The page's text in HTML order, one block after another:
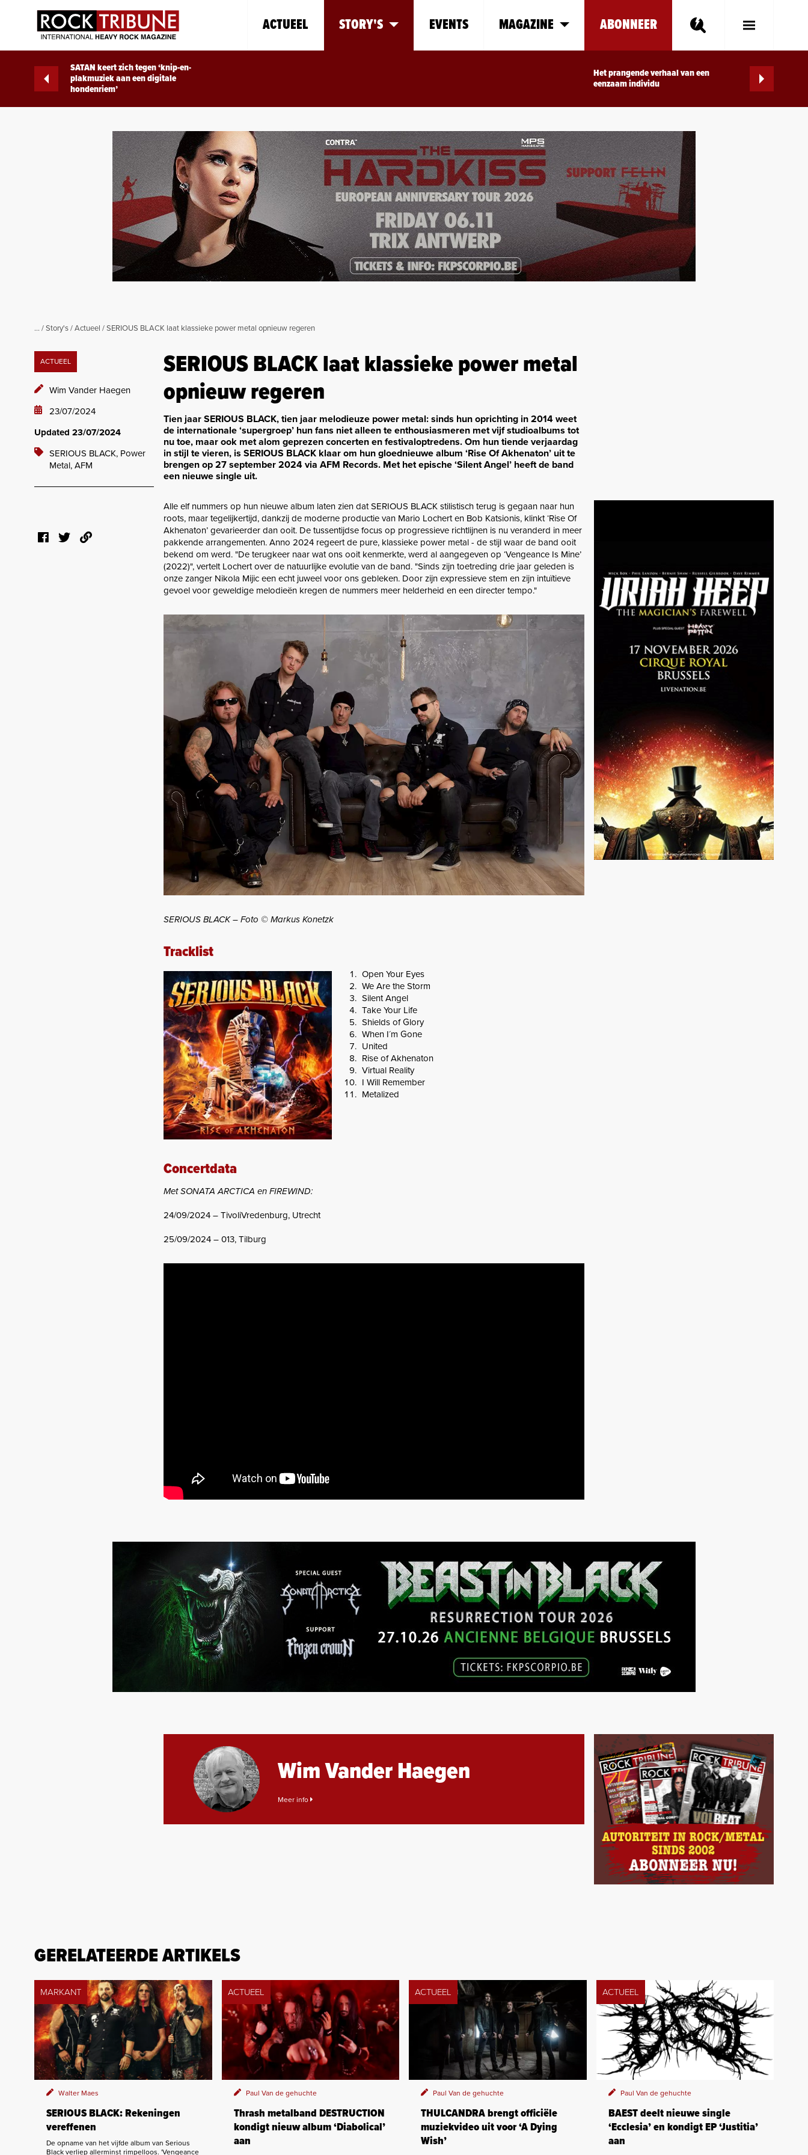
ACTUEEL STORY'S EVENTS MAGAZINE ABONNEER
Toggle
SATAN keert zich tegen ‘knip-en-
plakmuziek aan een digitale
hondenriem’
Het prangende verhaal van een
eenzaam individu
... /Story's/Actueel /SERIOUS BLACK laat klassieke power metal opnieuw regeren
ACTUEEL
Wim Vander Haegen
23/07/2024
Updated 23/07/2024
SERIOUS BLACK, Power
Metal, AFM
SERIOUS BLACK laat klassieke power metal
opnieuw regeren
Tien jaar SERIOUS BLACK, tien jaar melodieuze power metal: sinds hun oprichting in 2014 weet
de internationale ‘supergroep’ hun fans niet alleen te enthousiasmeren met vijf studioalbums tot
nu toe, maar ook met alom geprezen concerten en festivaloptredens. Om hun tiende verjaardag
in stijl te vieren, is SERIOUS BLACK klaar om hun gloednieuwe album ‘Rise Of Akhenaton’ uit te
brengen op 27 september 2024 via AFM Records. Met het epische ‘Silent Angel’ heeft de band
een nieuwe single uit.
Alle elf nummers op hun nieuwe album laten zien dat SERIOUS BLACK stilistisch terug is gegaan naar hun
roots, maar tegelijkertijd, dankzij de moderne productie van Mario Lochert en Bob Katsionis, klinkt ‘Rise Of
Akhenaton’ gevarieerder dan ooit. De tussentijdse focus op progressieve richtlijnen is nu veranderd in meer
pakkende arrangementen. Anno 2024 regeert de pure, klassieke power metal - de stijl waar de band ooit
bekend om werd. "De terugkeer naar wat ons ooit kenmerkte, werd al aangegeven op ‘Vengeance Is Mine’
(2022)", vertelt Lochert over de natuurlijke evolutie van de band. "Sinds zijn toetreding drie jaar geleden is
onze zanger Nikola Mijic een echt juweel voor ons gebleken. Door zijn expressieve stem en zijn intuïtieve
gevoel voor geweldige melodieën kregen de nummers meer helderheid en een directer tempo."
SERIOUS BLACK – Foto © Markus Konetzk
Tracklist
Open Your Eyes
We Are the Storm
Silent Angel
Take Your Life
Shields of Glory
When I´m Gone
United
Rise of Akhenaton
Virtual Reality
I Will Remember
Metalized
Concertdata
Met SONATA ARCTICA en FIREWIND:
24/09/2024 – TivoliVredenburg, Utrecht
25/09/2024 – 013, Tilburg
Wim Vander Haegen
Meer info
GERELATEERDE ARTIKELS
MARKANT
Walter Maes
SERIOUS BLACK: Rekeningen
vereffenen
De opname van het vijfde album van Serious
Black verliep allerminst rimpelloos. 'Vengeance
ACTUEEL
Paul Van de gehuchte
Thrash metalband DESTRUCTION
kondigt nieuw album ‘Diabolical’
aan
ACTUEEL
Paul Van de gehuchte
THULCANDRA brengt officiële
muziekvideo uit voor ‘A Dying
Wish’
ACTUEEL
Paul Van de gehuchte
BAEST deelt nieuwe single
‘Ecclesia’ en kondigt EP ‘Justitia’
aan